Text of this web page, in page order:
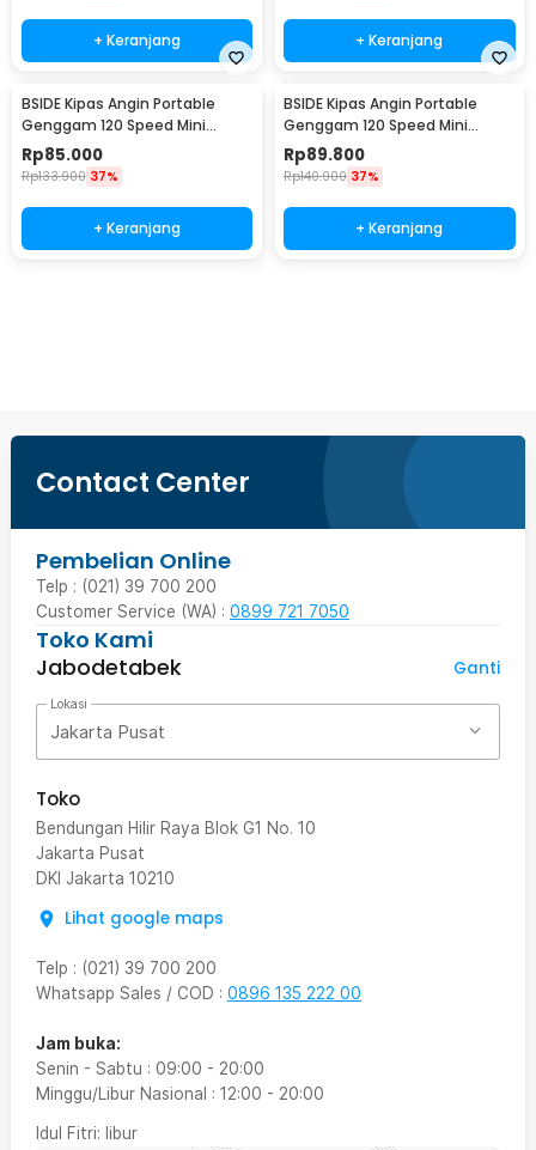
+ Keranjang + Keranjang
BSIDE Kipas Angin Portable
Genggam 120 Speed Mini
Cooling Fan 2000mAh - M6
Rp85.000
Rp133.900 37%
+ Keranjang
BSIDE Kipas Angin Portable
Genggam 120 Speed Mini
Cooling Fan 2000mAh - M8
Rp89.800
Rp140.900 37%
+ Keranjang
Contact Center
Pembelian Online
Telp : (021) 39 700 200
Customer Service (WA) : 0899 721 7050
Toko Kami
Jabodetabek
Ganti
Lokasi
Jakarta Pusat
Toko
Bendungan Hilir Raya Blok G1 No. 10
Jakarta Pusat
DKI Jakarta 10210
Lihat google maps
Telp : (021) 39 700 200
Whatsapp Sales / COD : 0896 135 222 00
Jam buka:
Senin - Sabtu : 09:00 - 20:00
Minggu/Libur Nasional : 12:00 - 20:00
Idul Fitri: libur